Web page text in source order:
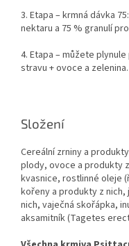
3. Etapa – krmná dávka
nektaru a 75 % granulí
4. Etapa – můžete
stravu + ovoce a zelenina.
Složení
Cereální zrniny a
plody, ovoce a produkty
kvasnice, rostlinné oleje
kořeny a produkty z nich,
nich, vaječná skořápka,
aksamitník (Tagetes